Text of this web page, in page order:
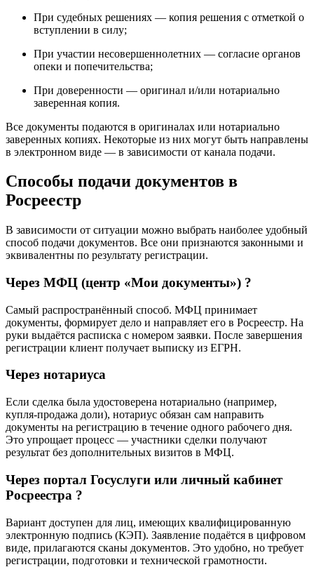
При судебных решениях — копия решения с отметкой о
вступлении в силу;
При участии несовершеннолетних — согласие органов
опеки и попечительства;
При доверенности — оригинал и/или нотариально
заверенная копия.
Все документы подаются в оригиналах или нотариально
заверенных копиях. Некоторые из них могут быть направлены
в электронном виде — в зависимости от канала подачи.
Способы подачи документов в
Росреестр
В зависимости от ситуации можно выбрать наиболее удобный
способ подачи документов. Все они признаются законными и
эквивалентны по результату регистрации.
Через МФЦ (центр «Мои документы») ?
Самый распространённый способ. МФЦ принимает
документы, формирует дело и направляет его в Росреестр. На
руки выдаётся расписка с номером заявки. После завершения
регистрации клиент получает выписку из ЕГРН.
Через нотариуса
Если сделка была удостоверена нотариально (например,
купля-продажа доли), нотариус обязан сам направить
документы на регистрацию в течение одного рабочего дня.
Это упрощает процесс — участники сделки получают
результат без дополнительных визитов в МФЦ.
Через портал Госуслуги или личный кабинет
Росреестра ?
Вариант доступен для лиц, имеющих квалифицированную
электронную подпись (КЭП). Заявление подаётся в цифровом
виде, прилагаются сканы документов. Это удобно, но требует
регистрации, подготовки и технической грамотности.